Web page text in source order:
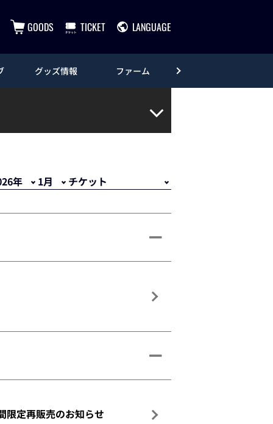
GOODS TICKET LANGUAGE
グッズ情報 ファーム
限定再販売のお知らせ